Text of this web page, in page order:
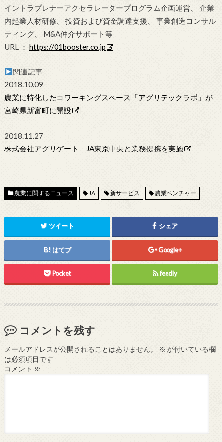
イントラプレナーアクセラレータープログラム企画運営、 企業
内起業人材研修、 投資および資金調達支援、 事業創造コンサル
ティング、 M&A仲介サポート等
URL ： https://01booster.co.jp
関連記事
2018.10.09
農業に特化したコワーキングスペース「アグリテックラボ」が
宮崎県新富町に開設
2018.11.27
株式会社アグリゲート JA東京中央と業務提携を実施
農業に関するニュース JA 新サービス 農業ベンチャー
ツイート シェア
はてブ Google+
Pocket feedly
コメントを残す
メールアドレスが公開されることはありません。 ※ が付いている欄
は必須項目です
コメント ※